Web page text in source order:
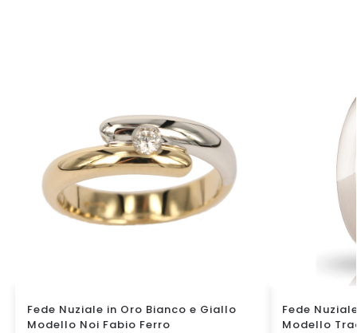
Fede Nuziale in Oro Bianco e Giallo
Modello Noi Fabio Ferro
Fede
Modello